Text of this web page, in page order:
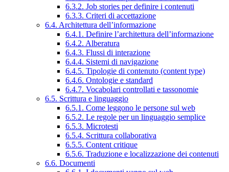
6.3.2. Job stories per definire i contenuti
6.3.3. Criteri di accettazione
6.4. Architettura dell’informazione
6.4.1. Definire l’architettura dell’informazione
6.4.2. Alberatura
6.4.3. Flussi di interazione
6.4.4. Sistemi di navigazione
6.4.5. Tipologie di contenuto (content type)
6.4.6. Ontologie e standard
6.4.7. Vocabolari controllati e tassonomie
6.5. Scrittura e linguaggio
6.5.1. Come leggono le persone sul web
6.5.2. Le regole per un linguaggio semplice
6.5.3. Microtesti
6.5.4. Scrittura collaborativa
6.5.5. Content critique
6.5.6. Traduzione e localizzazione dei contenuti
6.6. Documenti